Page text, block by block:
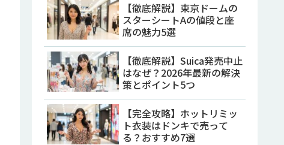
【徹底解説】東京ドームの
スターシートAの値段と座
席の魅力5選
【徹底解説】Suica発売中止
はなぜ？2026年最新の解決
策とポイント5つ
【完全攻略】ホットリミッ
ト衣装はドンキで売って
る？おすすめ7選